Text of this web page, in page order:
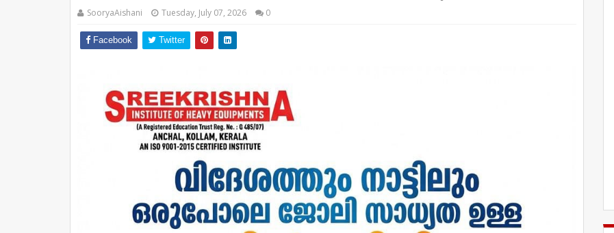
SooryaAishani Tuesday, July 07, 2026 0
Facebook Twitter